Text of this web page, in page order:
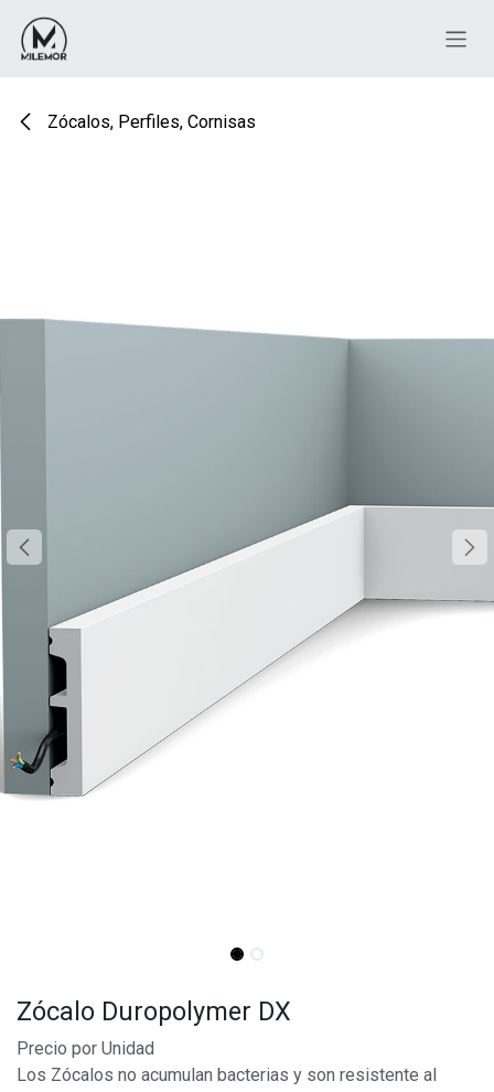
Ir al contenido
Zócalos, Perfiles, Cornisas
Zócalo Duropolymer DX
Precio por Unidad
Los Zócalos no acumulan bacterias y son resistente al